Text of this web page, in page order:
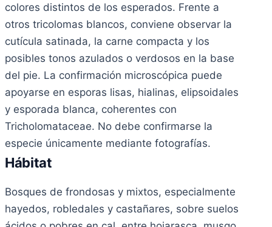
colores distintos de los esperados. Frente a
otros tricolomas blancos, conviene observar la
cutícula satinada, la carne compacta y los
posibles tonos azulados o verdosos en la base
del pie. La confirmación microscópica puede
apoyarse en esporas lisas, hialinas, elipsoidales
y esporada blanca, coherentes con
Tricholomataceae. No debe confirmarse la
especie únicamente mediante fotografías.
Hábitat
Bosques de frondosas y mixtos, especialmente
hayedos, robledales y castañares, sobre suelos